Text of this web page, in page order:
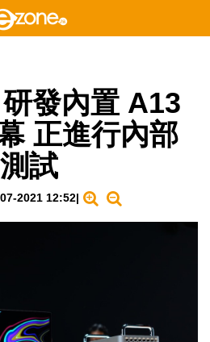
發內置 A13
正進行內部
測試
2021 12:52|